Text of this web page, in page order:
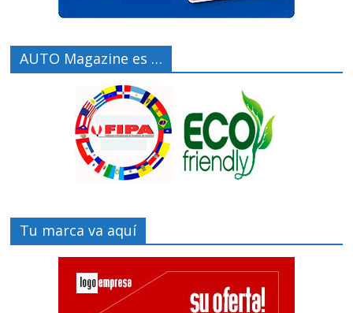
AUTO Magazine es …
Tu marca va aquí